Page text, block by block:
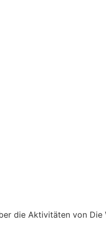
die Aktivitäten von